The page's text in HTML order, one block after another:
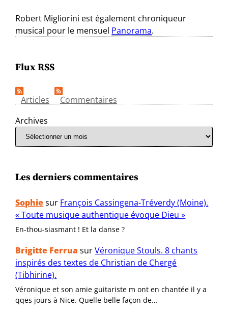
Robert Migliorini est également chroniqueur
musical pour le mensuel Panorama.
Flux RSS
Articles
Commentaires
Archives
Les derniers commentaires
Sophiesur François Cassingena-Tréverdy (Moine).
« Toute musique authentique évoque Dieu »
En-thou-siasmant ! Et la danse ?
Brigitte Ferrua surVéronique Stouls. 8 chants
inspirés des textes de Christian de Chergé
(Tibhirine).
Véronique et son amie guitariste m ont en chantée il y a
qqes jours à Nice. Quelle belle façon de…